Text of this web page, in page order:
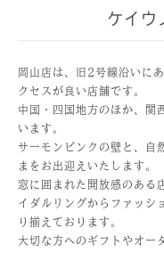
ケイウ
岡山店は、旧2号線沿いに
クセスが良い店舗です。
中国・四国地方のほか、関
います。
サーモンピンクの壁と、自
まをお出迎えいたします。
窓に囲まれた開放感のある
イダルリングからファッシ
り揃えております。
大切な方へのギフトやオー